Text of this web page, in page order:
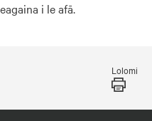
i le afā.
Lolomi